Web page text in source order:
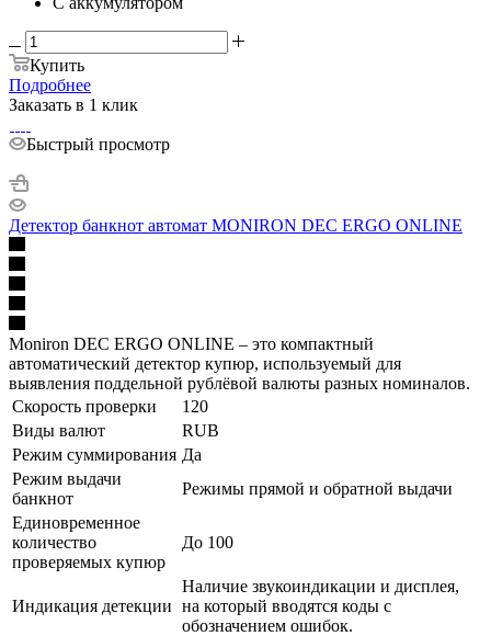
Купить
Подробнее
Заказать в 1 клик
Быстрый просмотр
Детектор банкнот автомат MONIRON DEC ERGO ONLINE
Moniron DEC ERGO ONLINE – это компактный
автоматический детектор купюр, используемый для
выявления поддельной рублёвой валюты разных номиналов.
Скорость проверки
120
Виды валют
RUB
Режим суммирования Да
Режим выдачи
банкнот
Режимы прямой и обратной выдачи
Единовременное
количество
проверяемых купюр
До 100
Индикация детекции
Наличие звукоиндикации и дисплея,
на который вводятся коды с
обозначением ошибок.